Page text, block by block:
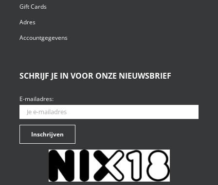
Gift Cards
Adres
Accountgegevens
SCHRIJF JE IN VOOR ONZE NIEUWSBRIEF
E-mailadres: